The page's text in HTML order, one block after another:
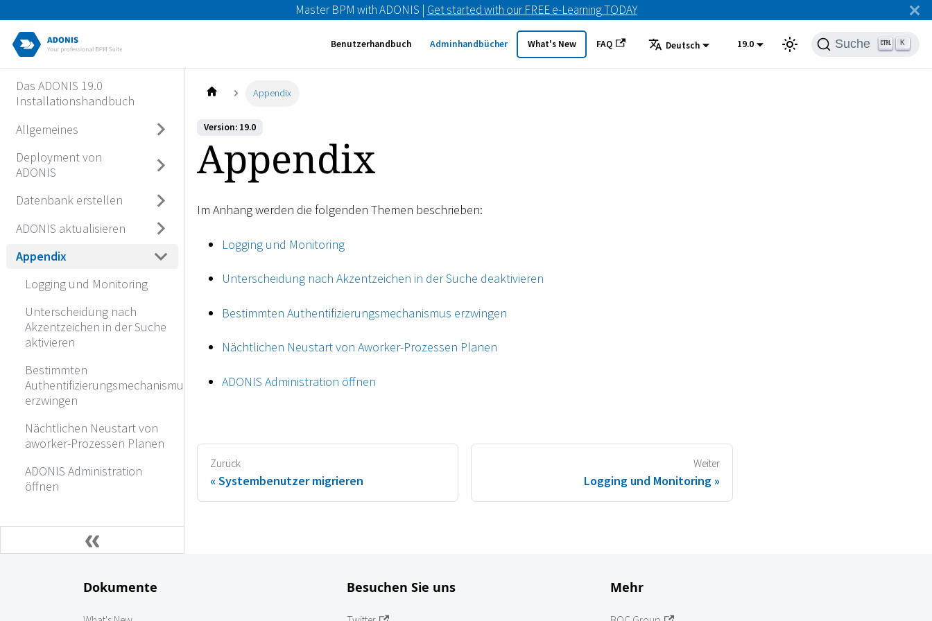
Master BPM with ADONIS | Get started with our FREE e-Learning TODAY
Benutzerhandbuch Adminhandbücher What's New FAQ Deutsch 19.0 Suche K
Das ADONIS 19.0
Installationshandbuch
Allgemeines
Deployment von
ADONIS
Datenbank erstellen
ADONIS aktualisieren
Appendix
Logging und Monitoring
Unterscheidung nach
Akzentzeichen in der Suche
aktivieren
Bestimmten
Authentifizierungsmechanismus
erzwingen
Nächtlichen Neustart von
aworker-Prozessen Planen
ADONIS Administration
öffnen
Appendix
Version: 19.0
Appendix
Im Anhang werden die folgenden Themen beschrieben:
Logging und Monitoring
Unterscheidung nach Akzentzeichen in der Suche deaktivieren
Bestimmten Authentifizierungsmechanismus erzwingen
Nächtlichen Neustart von Aworker-Prozessen Planen
ADONIS Administration öffnen
Zurück
Systembenutzer migrieren
Weiter
Logging und Monitoring
Dokumente Besuchen Sie uns Mehr